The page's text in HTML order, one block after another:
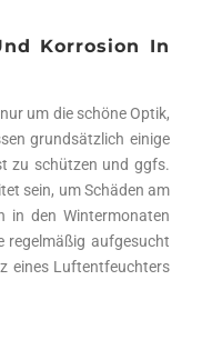
Korrosion In
um die schöne Optik,
grundsätzlich einige
zu schützen und ggfs.
sein, um Schäden am
in den Wintermonaten
regelmäßig aufgesucht
eines Luftentfeuchters